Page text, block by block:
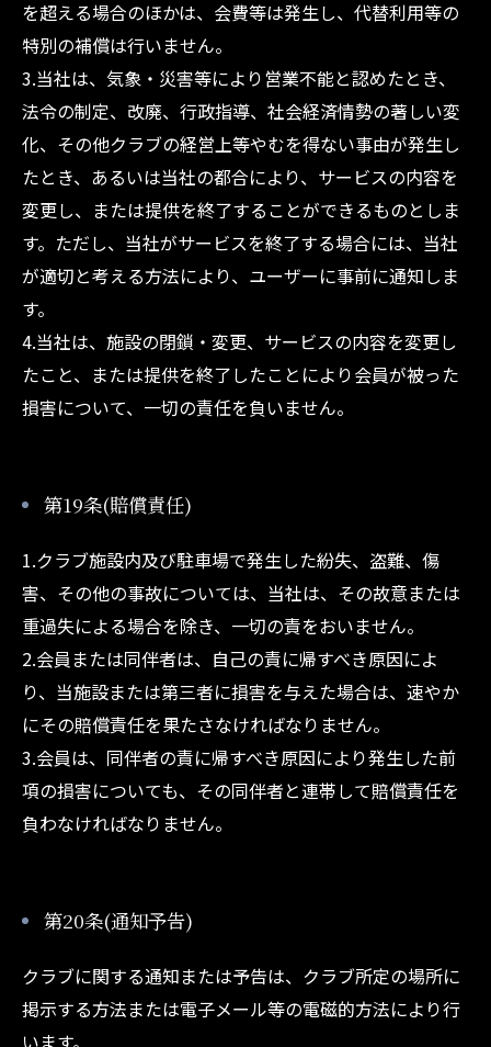
を超える場合のほかは、会費等は発生し、代替利用等の
特別の補償は行いません。
3.当社は、気象・災害等により営業不能と認めたとき、
法令の制定、改廃、行政指導、社会経済情勢の著しい変
化、その他クラブの経営上等やむを得ない事由が発生し
たとき、あるいは当社の都合により、サービスの内容を
変更し、または提供を終了することができるものとしま
す。ただし、当社がサービスを終了する場合には、当社
が適切と考える方法により、ユーザーに事前に通知しま
す。
4.当社は、施設の閉鎖・変更、サービスの内容を変更し
たこと、または提供を終了したことにより会員が被った
損害について、一切の責任を負いません。
第19条(賠償責任)
1.クラブ施設内及び駐車場で発生した紛失、盗難、傷
害、その他の事故については、当社は、その故意または
重過失による場合を除き、一切の責をおいません。
2.会員または同伴者は、自己の責に帰すべき原因によ
り、当施設または第三者に損害を与えた場合は、速やか
にその賠償責任を果たさなければなりません。
3.会員は、同伴者の責に帰すべき原因により発生した前
項の損害についても、その同伴者と連帯して賠償責任を
負わなければなりません。
第20条(通知予告)
クラブに関する通知または予告は、クラブ所定の場所に
掲示する方法または電子メール等の電磁的方法により行
います。